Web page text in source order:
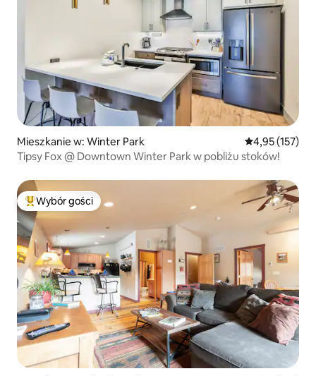
Mieszkanie w: Winter Park Średnia
4,95 (157)
Tipsy Fox @ Downtown Winter Park w pobliżu stoków!
Najpopularniejsze z kategorii Wybór gości
Wybór gości